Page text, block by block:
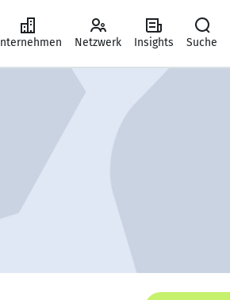
Netzwerk Insights Suche